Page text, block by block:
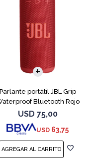
Parlante portátil JBL Grip
Bluetooth Rojo
USD 75,00
USD 63,75